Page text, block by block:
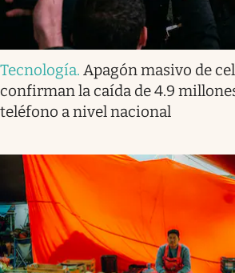
Tecnología. Apagón masivo de
confirman la caída de 4.9
teléfono a nivel nacional